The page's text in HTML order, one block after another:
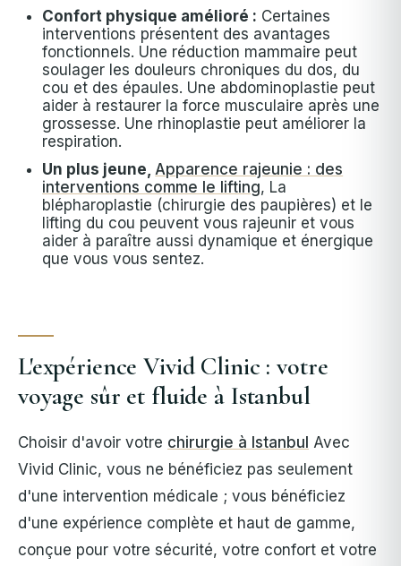
Confort physique amélioré : Certaines
interventions présentent des avantages
fonctionnels. Une réduction mammaire peut
soulager les douleurs chroniques du dos, du
cou et des épaules. Une abdominoplastie peut
aider à restaurer la force musculaire après une
grossesse. Une rhinoplastie peut améliorer la
respiration.
Un plus jeune, Apparence rajeunie : des
interventions comme le lifting, La
blépharoplastie (chirurgie des paupières) et le
lifting du cou peuvent vous rajeunir et vous
aider à paraître aussi dynamique et énergique
que vous vous sentez.
L'expérience Vivid Clinic : votre
voyage sûr et fluide à Istanbul
Choisir d'avoir votre chirurgie à Istanbul Avec
Vivid Clinic, vous ne bénéficiez pas seulement
d'une intervention médicale ; vous bénéficiez
d'une expérience complète et haut de gamme,
conçue pour votre sécurité, votre confort et votre